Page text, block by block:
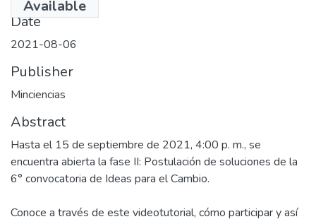
Available
Date
2021-08-06
Publisher
Minciencias
Abstract
Hasta el 15 de septiembre de 2021, 4:00 p. m., se
encuentra abierta la fase II: Postulación de soluciones de la
6° convocatoria de Ideas para el Cambio.
Conoce a través de este videotutorial, cómo participar y así